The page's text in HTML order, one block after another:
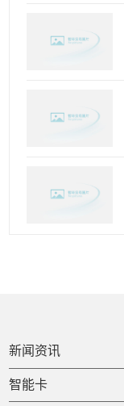
新闻资讯
智能卡